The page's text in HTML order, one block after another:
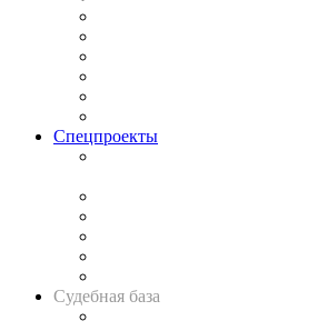
Спецпроекты
Судебная база